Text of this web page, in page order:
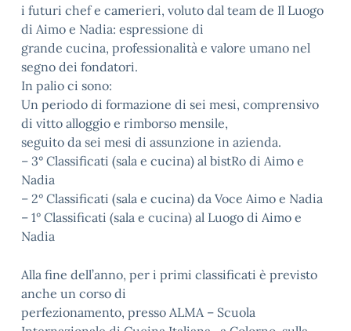
i futuri chef e camerieri, voluto dal team de Il Luogo
di Aimo e Nadia: espressione di
grande cucina, professionalità e valore umano nel
segno dei fondatori.
In palio ci sono:
Un periodo di formazione di sei mesi, comprensivo
di vitto alloggio e rimborso mensile,
seguito da sei mesi di assunzione in azienda.
– 3° Classificati (sala e cucina) al bistRo di Aimo e
Nadia
– 2° Classificati (sala e cucina) da Voce Aimo e Nadia
– 1° Classificati (sala e cucina) al Luogo di Aimo e
Nadia
Alla fine dell’anno, per i primi classificati è previsto
anche un corso di
perfezionamento, presso ALMA – Scuola